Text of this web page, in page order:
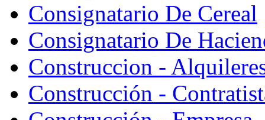
Consignatario De Cereal
Consignatario De
Construccion -
Construcción -